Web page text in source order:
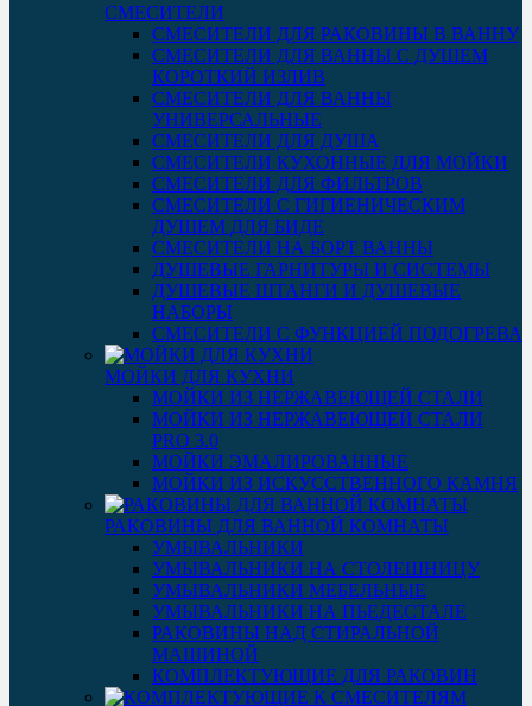
СМЕСИТЕЛИ
СМЕСИТЕЛИ ДЛЯ РАКОВИНЫ В ВАННУ
СМЕСИТЕЛИ ДЛЯ ВАННЫ С ДУШЕМ
КОРОТКИЙ ИЗЛИВ
СМЕСИТЕЛИ ДЛЯ ВАННЫ
УНИВЕРСАЛЬНЫЕ
СМЕСИТЕЛИ ДЛЯ ДУША
СМЕСИТЕЛИ КУХОННЫЕ ДЛЯ МОЙКИ
СМЕСИТЕЛИ ДЛЯ ФИЛЬТРОВ
СМЕСИТЕЛИ С ГИГИЕНИЧЕСКИМ
ДУШЕМ ДЛЯ БИДЕ
СМЕСИТЕЛИ НА БОРТ ВАННЫ
ДУШЕВЫЕ ГАРНИТУРЫ И СИСТЕМЫ
ДУШЕВЫЕ ШТАНГИ И ДУШЕВЫЕ
НАБОРЫ
СМЕСИТЕЛИ С ФУНКЦИЕЙ ПОДОГРЕВА
МОЙКИ ДЛЯ КУХНИ
МОЙКИ ИЗ НЕРЖАВЕЮЩЕЙ СТАЛИ
МОЙКИ ИЗ НЕРЖАВЕЮЩЕЙ СТАЛИ
PRO 3.0
МОЙКИ ЭМАЛИРОВАННЫЕ
МОЙКИ ИЗ ИСКУССТВЕННОГО КАМНЯ
РАКОВИНЫ ДЛЯ ВАННОЙ КОМНАТЫ
УМЫВАЛЬНИКИ
УМЫВАЛЬНИКИ НА СТОЛЕШНИЦУ
УМЫВАЛЬНИКИ МЕБЕЛЬНЫЕ
УМЫВАЛЬНИКИ НА ПЬЕДЕСТАЛЕ
РАКОВИНЫ НАД СТИРАЛЬНОЙ
МАШИНОЙ
КОМПЛЕКТУЮЩИЕ ДЛЯ РАКОВИН